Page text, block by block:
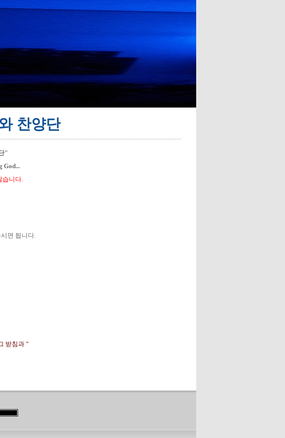
찬양단
"
God...
습니다.
면 됩니다.
받침과 ”